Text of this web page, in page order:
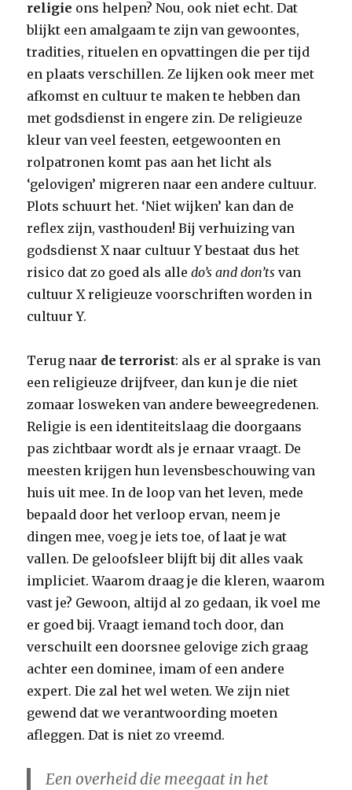
religie ons helpen? Nou, ook niet echt. Dat
blijkt een amalgaam te zijn van gewoontes,
tradities, rituelen en opvattingen die per tijd
en plaats verschillen. Ze lijken ook meer met
afkomst en cultuur te maken te hebben dan
met godsdienst in engere zin. De religieuze
kleur van veel feesten, eetgewoonten en
rolpatronen komt pas aan het licht als
‘gelovigen’ migreren naar een andere cultuur.
Plots schuurt het. ‘Niet wijken’ kan dan de
reflex zijn, vasthouden! Bij verhuizing van
godsdienst X naar cultuur Y bestaat dus het
risico dat zo goed als alledo’s and don’ts van
cultuur X religieuze voorschriften worden in
cultuur Y.
Terug naar de terrorist: als er al sprake is van
een religieuze drijfveer, dan kun je die niet
zomaar losweken van andere beweegredenen.
Religie is een identiteitslaag die doorgaans
pas zichtbaar wordt als je ernaar vraagt. De
meesten krijgen hun levensbeschouwing van
huis uit mee. In de loop van het leven, mede
bepaald door het verloop ervan, neem je
dingen mee, voeg je iets toe, of laat je wat
vallen. De geloofsleer blijft bij dit alles vaak
impliciet. Waarom draag je die kleren, waarom
vast je? Gewoon, altijd al zo gedaan, ik voel me
er goed bij. Vraagt iemand toch door, dan
verschuilt een doorsnee gelovige zich graag
achter een dominee, imam of een andere
expert. Die zal het wel weten. We zijn niet
gewend dat we verantwoording moeten
afleggen. Dat is niet zo vreemd.
Een overheid die meegaat in het